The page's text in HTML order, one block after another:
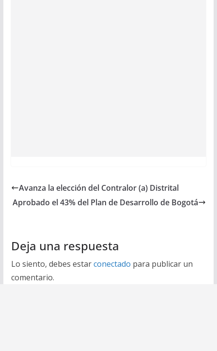
Avanza la elección del Contralor (a) Distrital
Aprobado el 43% del Plan de Desarrollo de Bogotá
Deja una respuesta
Lo siento, debes estarconectado para publicar un
comentario.